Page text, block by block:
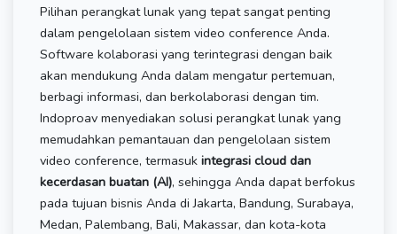
Pilihan perangkat lunak yang tepat sangat penting
dalam pengelolaan sistem video conference Anda.
Software kolaborasi yang terintegrasi dengan baik
akan mendukung Anda dalam mengatur pertemuan,
berbagi informasi, dan berkolaborasi dengan tim.
Indoproav menyediakan solusi perangkat lunak yang
memudahkan pemantauan dan pengelolaan sistem
video conference, termasuk integrasi cloud dan
kecerdasan buatan (AI), sehingga Anda dapat berfokus
pada tujuan bisnis Anda di Jakarta, Bandung, Surabaya,
Medan, Palembang, Bali, Makassar, dan kota-kota